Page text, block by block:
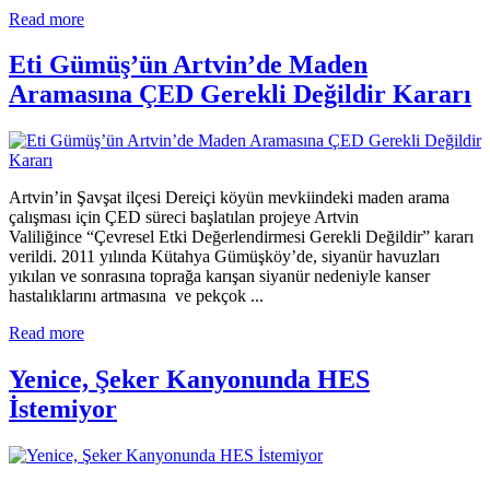
Read more
Eti Gümüş’ün Artvin’de Maden
Aramasına ÇED Gerekli Değildir Kararı
Artvin’in Şavşat ilçesi Dereiçi köyün mevkiindeki maden arama
çalışması için ÇED süreci başlatılan projeye Artvin
Valiliğince “Çevresel Etki Değerlendirmesi Gerekli Değildir” kararı
verildi. 2011 yılında Kütahya Gümüşköy’de, siyanür havuzları
yıkılan ve sonrasına toprağa karışan siyanür nedeniyle kanser
hastalıklarını artmasına ve pekçok ...
Read more
Yenice, Şeker Kanyonunda HES
İstemiyor